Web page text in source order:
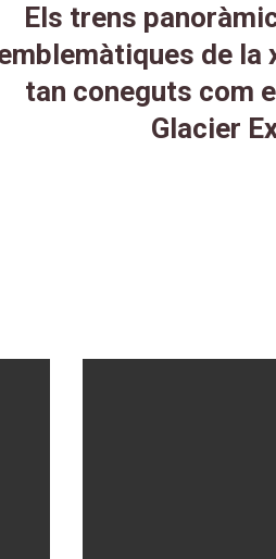
Els trens
de la
tan coneguts com
Glacier